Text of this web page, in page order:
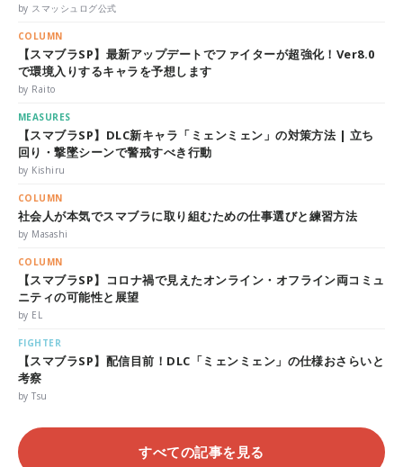
by スマッシュログ公式
COLUMN
【スマブラSP】最新アップデートでファイターが超強化！Ver8.0
で環境入りするキャラを予想します
by Raito
MEASURES
【スマブラSP】DLC新キャラ「ミェンミェン」の対策方法 | 立ち
回り・撃墜シーンで警戒すべき行動
by Kishiru
COLUMN
社会人が本気でスマブラに取り組むための仕事選びと練習方法
by Masashi
COLUMN
【スマブラSP】コロナ禍で見えたオンライン・オフライン両コミュ
ニティの可能性と展望
by EL
FIGHTER
【スマブラSP】配信目前！DLC「ミェンミェン」の仕様おさらいと
考察
by Tsu
すべての記事を見る